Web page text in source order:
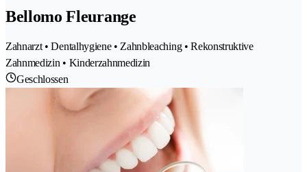
Bellomo Fleurange
Zahnarzt • Dentalhygiene • Zahnbleaching • Rekonstruktive
Zahnmedizin • Kinderzahnmedizin
Geschlossen